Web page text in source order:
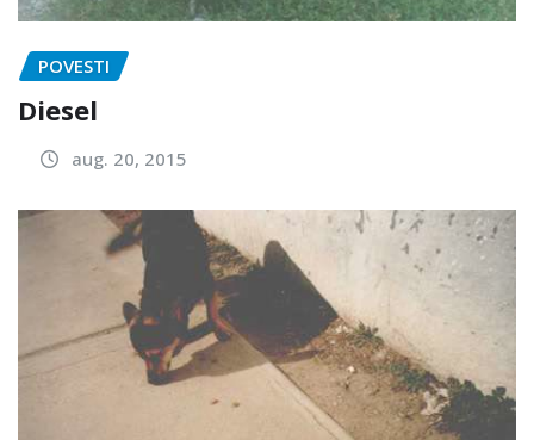
POVESTI
Diesel
aug. 20, 2015